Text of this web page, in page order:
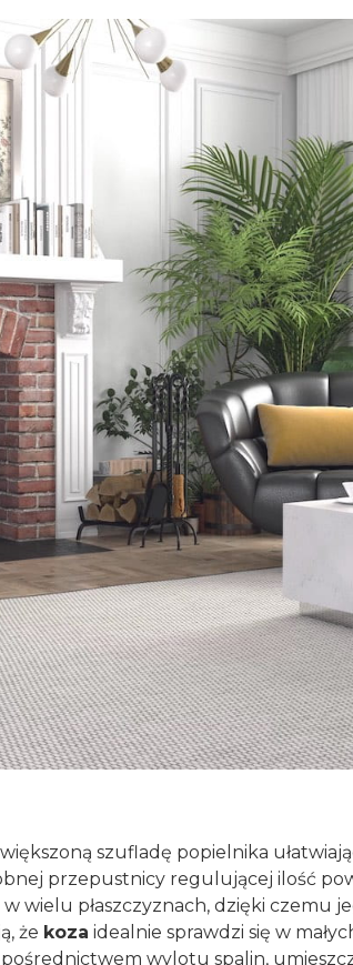
szufladę popielnika
przepustnicy regulującej ilość
wielu płaszczyznach, dzięki czemu
że koza idealnie sprawdzi się w
wylotu spalin,